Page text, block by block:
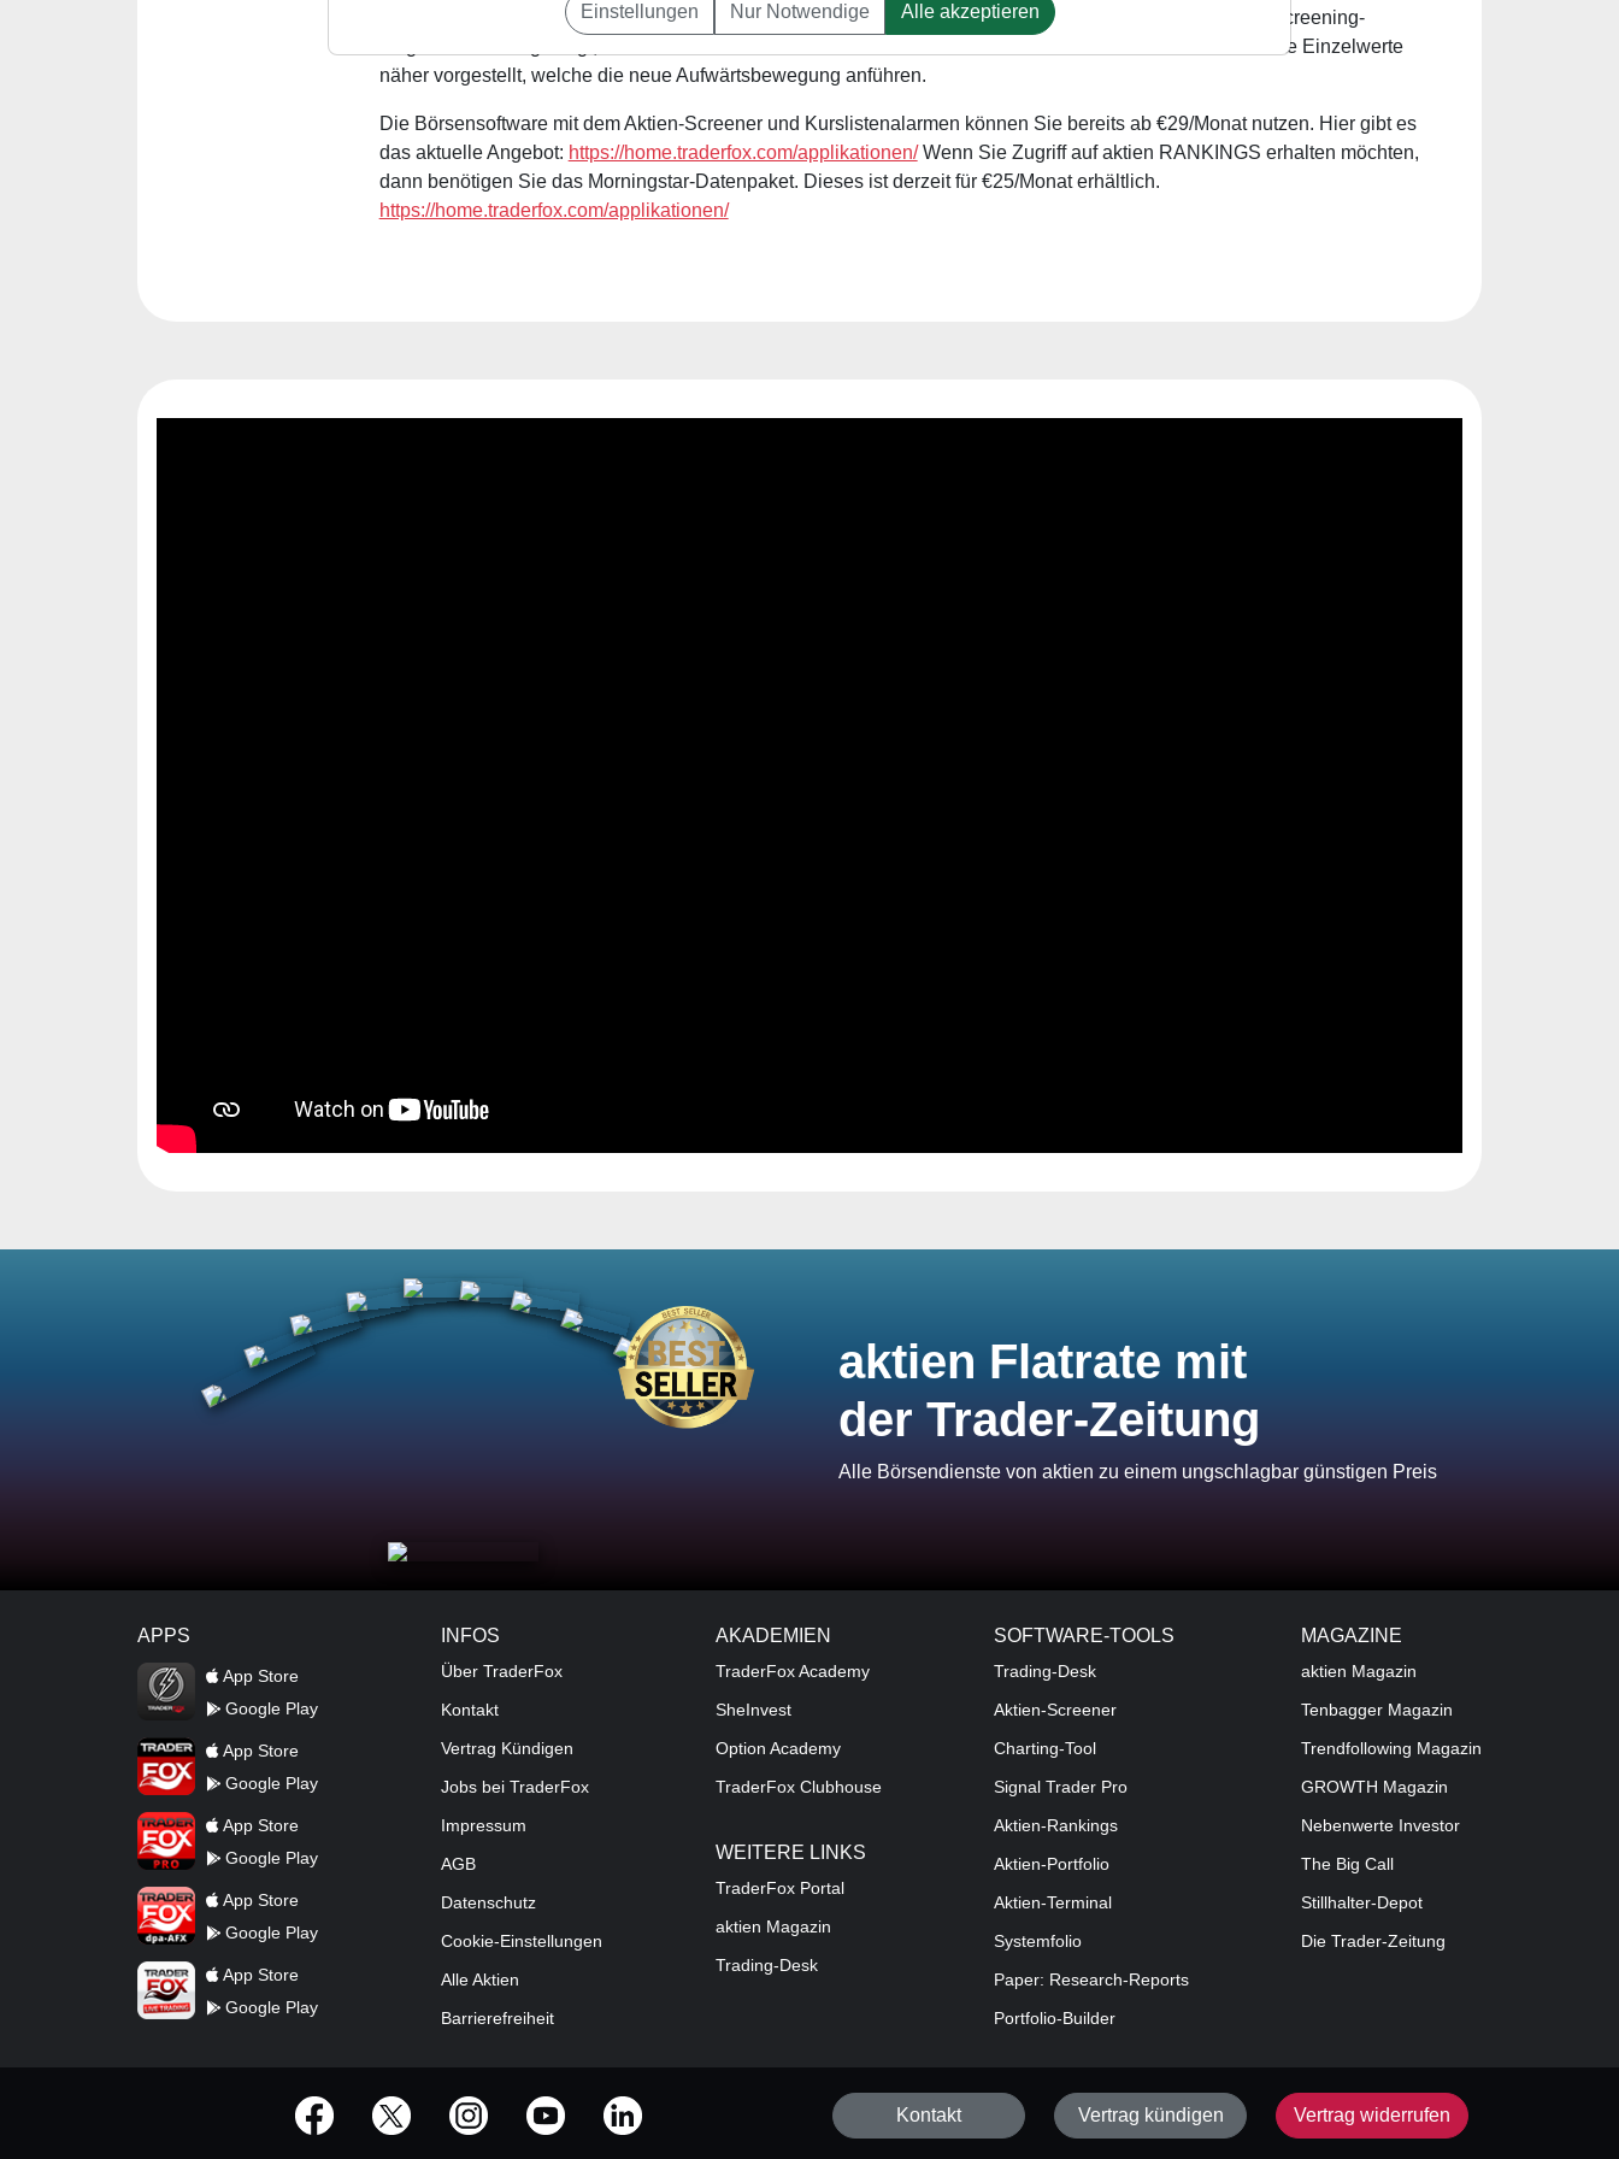
Bullenmarkt oftmals große Rallyebewegungen absolvieren können. In diesem Webinar werden einfache Screening-
Möglichkeiten aufgezeigt, um diese Leader-Stocks zu identifizieren. Dabei werden auch aktuell interessante Einzelwerte
näher vorgestellt, welche die neue Aufwärtsbewegung anführen.
Die Börsensoftware mit dem Aktien-Screener und Kurslistenalarmen können Sie bereits ab €29/Monat nutzen. Hier gibt es
das aktuelle Angebot: https://home.traderfox.com/applikationen/Wenn Sie Zugriff auf aktien RANKINGS erhalten möchten,
dann benötigen Sie das Morningstar-Datenpaket. Dieses ist derzeit für €25/Monat erhältlich.
https://home.traderfox.com/applikationen/
aktien Flatrate mit
der Trader-Zeitung
Alle Börsendienste von aktien zu einem ungschlagbar günstigen Preis
APPS
TraderFox Flash
App Store
Google Play
TraderFox AppApp Store
Google Play
TraderFox ProApp Store
Google Play
TraderFox dpa-AFX ProFeed
App Store
Google Play
TraderFox Live Trading
App Store
Google Play
INFOS
Über TraderFox
Kontakt
Vertrag Kündigen
Jobs bei TraderFox
Impressum
AGB
Datenschutz
Cookie-Einstellungen
Alle Aktien
Barrierefreiheit
AKADEMIEN
TraderFox Academy
SheInvest
Option Academy
TraderFox Clubhouse
WEITERE LINKS
TraderFox Portal
aktien Magazin
Trading-Desk
SOFTWARE-TOOLS
Trading-Desk
Aktien-Screener
Charting-Tool
Signal Trader Pro
Aktien-Rankings
Aktien-Portfolio
Aktien-Terminal
Systemfolio
Paper: Research-Reports
Portfolio-Builder
MAGAZINE
aktien Magazin
Tenbagger Magazin
Trendfollowing Magazin
GROWTH Magazin
Nebenwerte Investor
The Big Call
Stillhalter-Depot
Die Trader-Zeitung
offizielle Social Media-Accounts
Kontakt Vertrag kündigen Vertrag widerrufen
Einstellungen Nur Notwendige Alle akzeptieren